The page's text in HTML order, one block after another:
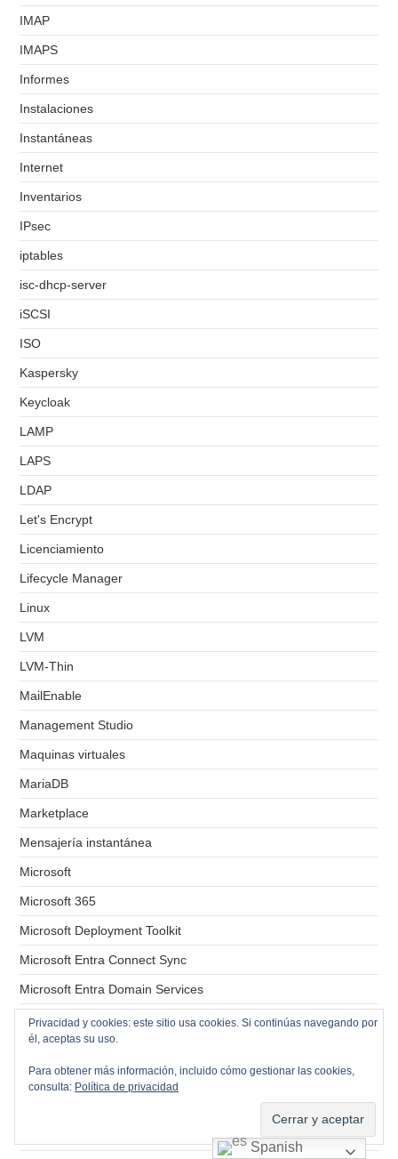
IMAP
IMAPS
Informes
Instalaciones
Instantáneas
Internet
Inventarios
IPsec
iptables
isc-dhcp-server
iSCSI
ISO
Kaspersky
Keycloak
LAMP
LAPS
LDAP
Let's Encrypt
Licenciamiento
Lifecycle Manager
Linux
LVM
LVM-Thin
MailEnable
Management Studio
Maquinas virtuales
MariaDB
Marketplace
Mensajería instantánea
Microsoft
Microsoft 365
Microsoft Deployment Toolkit
Microsoft Entra Connect Sync
Microsoft Entra Domain Services
Microsoft Entra ID
Migraciones
Mikrotik
Spanish
Privacidad y cookies: este sitio usa cookies. Si continúas navegando por
él, aceptas su uso.
Para obtener más información, incluido cómo gestionar las cookies,
consulta: Política de privacidad